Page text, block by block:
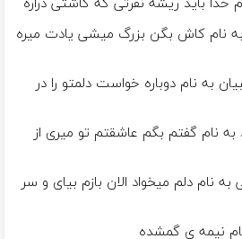
خدا باید ریشه نفرتی که کاشتی دراره
به نام کاش بگن بزرگ میشی یادت میره
به نام دوباره خواست دلمتو را در
به نام گفتم بگم عاشقتم تو میری از
به نام دلم میخواد الان بازم بیای و سر
نیمه ی گمشده